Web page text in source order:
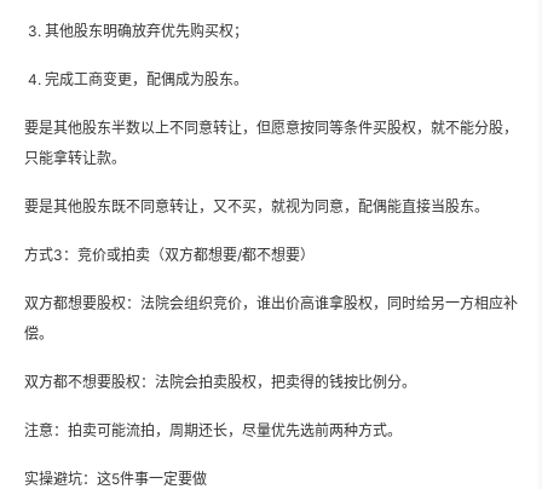
3. 其他股东明确放弃优先购买权；
4. 完成工商变更，配偶成为股东。
要是其他股东半数以上不同意转让，但愿意按同等条件买股权，就不能分股，
只能拿转让款。
要是其他股东既不同意转让，又不买，就视为同意，配偶能直接当股东。
方式3：竞价或拍卖（双方都想要/都不想要）
双方都想要股权：法院会组织竞价，谁出价高谁拿股权，同时给另一方相应补
偿。
双方都不想要股权：法院会拍卖股权，把卖得的钱按比例分。
注意：拍卖可能流拍，周期还长，尽量优先选前两种方式。
实操避坑：这5件事一定要做